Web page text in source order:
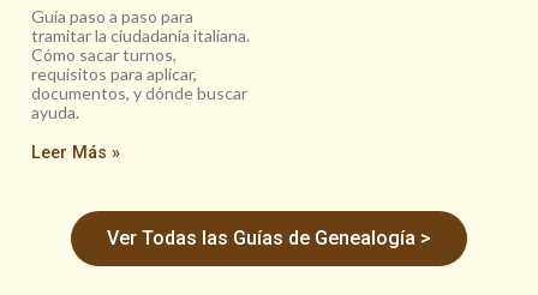
Guía paso a paso para
tramitar la ciudadanía italiana.
Cómo sacar turnos,
requisitos para aplicar,
documentos, y dónde buscar
ayuda.
Leer Más »
Ver Todas las Guías de Genealogía >